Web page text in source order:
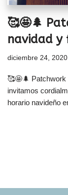
🥰🤩🌲
navidad y
diciembre 24, 2020
🥰🤩🌲 Patchwork
invitamos
horario navideño